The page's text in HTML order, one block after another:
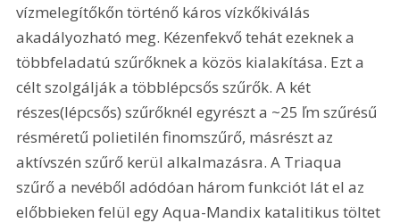
vízmelegítőkőn történő káros vízkőkiválás
akadályozható meg. Kézenfekvő tehát ezeknek a
többfeladatú szűrőknek a közös kialakítása. Ezt a
célt szolgálják a többlépcsős szűrők. A két
részes(lépcsős) szűrőknél egyrészt a ~25 ľm szűrésű
résméretű polietilén finomszűrő, másrészt az
aktívszén szűrő kerül alkalmazásra. A Triaqua
szűrő a nevéből adódóan három funkciót lát el az
előbbieken felül egy Aqua-Mandix katalitikus töltet